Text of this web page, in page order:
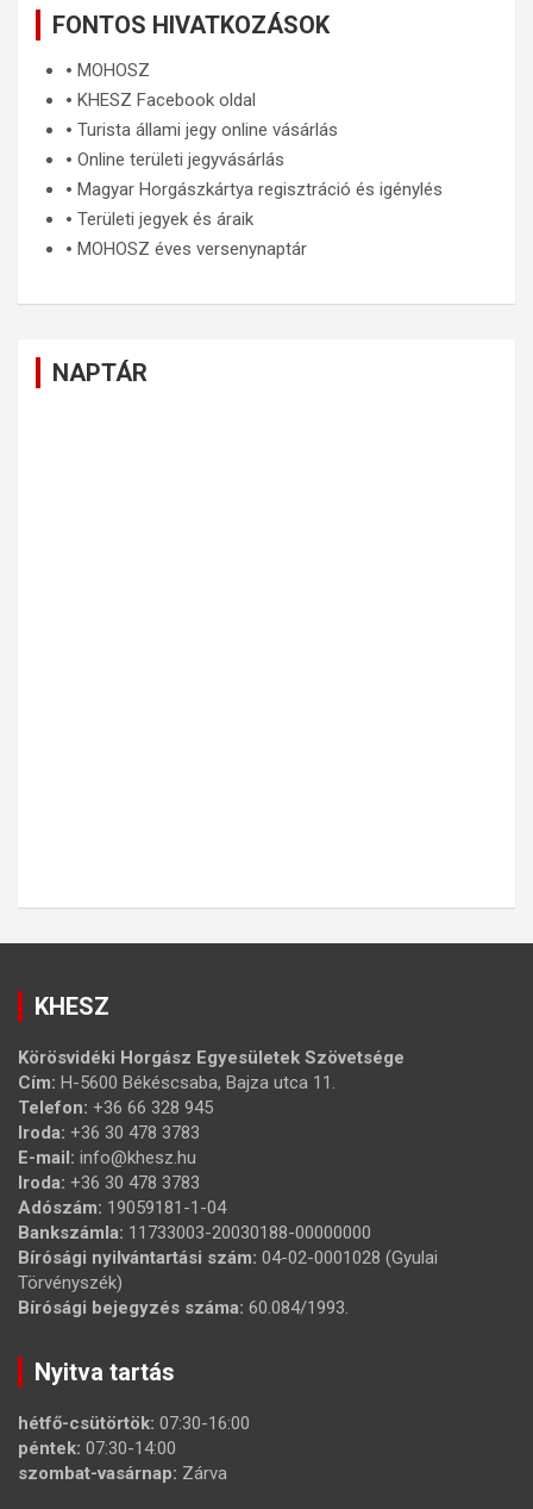
FONTOS HIVATKOZÁSOK
🞄 MOHOSZ
🞄 KHESZ Facebook oldal
🞄 Turista állami jegy online vásárlás
🞄 Online területi jegyvásárlás
🞄 Magyar Horgászkártya regisztráció és igénylés
🞄 Területi jegyek és áraik
🞄 MOHOSZ éves versenynaptár
NAPTÁR
KHESZ
Körösvidéki Horgász Egyesületek Szövetsége
Cím: H-5600 Békéscsaba, Bajza utca 11.
Telefon: +36 66 328 945
Iroda: +36 30 478 3783
E-mail: info@khesz.hu
Iroda: +36 30 478 3783
Adószám: 19059181-1-04
Bankszámla: 11733003-20030188-00000000
Bírósági nyilvántartási szám: 04-02-0001028 (Gyulai
Törvényszék)
Bírósági bejegyzés száma: 60.084/1993.
Nyitva tartás
hétfő-csütörtök: 07:30-16:00
péntek: 07:30-14:00
szombat-vasárnap: Zárva